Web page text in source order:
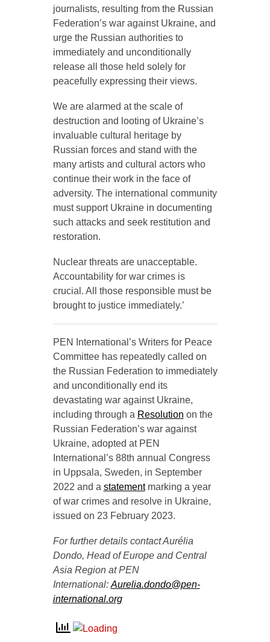
journalists, resulting from the Russian
Federation’s war against Ukraine, and
urge the Russian authorities to
immediately and unconditionally
release all those held solely for
peacefully expressing their views.
We are alarmed at the scale of
destruction and looting of Ukraine’s
invaluable cultural heritage by
Russian forces and stand with the
many artists and cultural actors who
continue their work in the face of
adversity. The international community
must support Ukraine in documenting
such attacks and seek restitution and
restoration.
Nuclear threats are unacceptable.
Accountability for war crimes is
crucial. All those responsible must be
brought to justice immediately.’
PEN International’s Writers for Peace
Committee has repeatedly called on
the Russian Federation to immediately
and unconditionally end its
devastating war against Ukraine,
including through a Resolution on the
Russian Federation’s war against
Ukraine, adopted at PEN
International’s 88th annual Congress
in Uppsala, Sweden, in September
2022 and a statementmarking a year
of war crimes and resolve in Ukraine,
issued on 23 February 2023.
For further details contact Aurélia
Dondo, Head of Europe and Central
Asia Region at PEN
International: Aurelia.dondo@pen-
international.org